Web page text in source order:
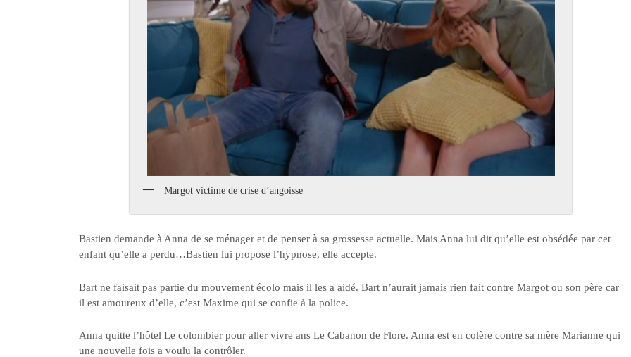
Margot victime de crise d’angoisse
Bastien demande à Anna de se ménager et de penser à sa grossesse actuelle. Mais Anna lui dit qu’elle est obsédée par cet
enfant qu’elle a perdu…Bastien lui propose l’hypnose, elle accepte.
Bart ne faisait pas partie du mouvement écolo mais il les a aidé. Bart n’aurait jamais rien fait contre Margot ou son père car
il est amoureux d’elle, c’est Maxime qui se confie à la police.
Anna quitte l’hôtel Le colombier pour aller vivre ans Le Cabanon de Flore. Anna est en colère contre sa mère Marianne qui
une nouvelle fois a voulu la contrôler.